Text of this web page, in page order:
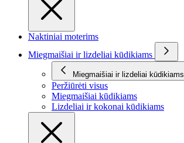
Naktiniai moterims
Miegmaišiai ir lizdeliai kūdikiams
Miegmaišiai ir lizdeliai kūdikiams
Peržiūrėti visus
Miegmaišiai kūdikiams
Lizdeliai ir kokonai kūdikiams